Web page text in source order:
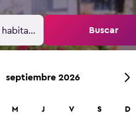
Buscar
septiembre 2026
M J V S D